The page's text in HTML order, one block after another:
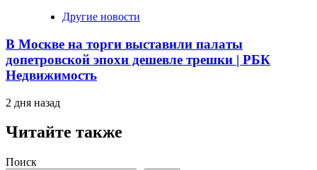
Другие новости
В Москве на торги выставили палаты
допетровской эпохи дешевле трешки | РБК
Недвижимость
2 дня назад
Читайте также
Поиск